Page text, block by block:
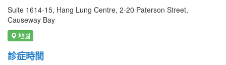
Suite 1614-15, Hang Lung Centre, 2-20 Paterson Street,
Causeway Bay
地圖
診症時間